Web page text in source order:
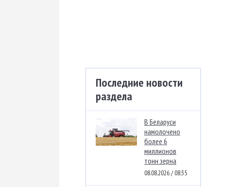
Последние новости
раздела
В Беларуси
намолочено
более 6
миллионов
тонн зерна
08.08.2026 / 08:35